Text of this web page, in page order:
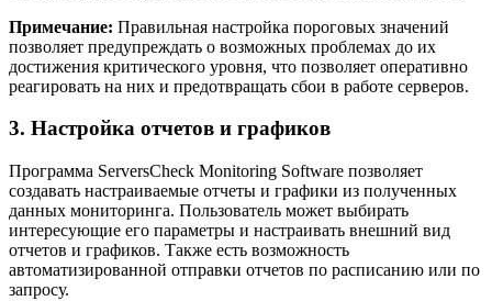
Примечание: Правильная настройка пороговых значений
позволяет предупреждать о возможных проблемах до их
достижения критического уровня, что позволяет оперативно
реагировать на них и предотвращать сбои в работе серверов.
3. Настройка отчетов и графиков
Программа ServersCheck Monitoring Software позволяет
создавать настраиваемые отчеты и графики из полученных
данных мониторинга. Пользователь может выбирать
интересующие его параметры и настраивать внешний вид
отчетов и графиков. Также есть возможность
автоматизированной отправки отчетов по расписанию или по
запросу.